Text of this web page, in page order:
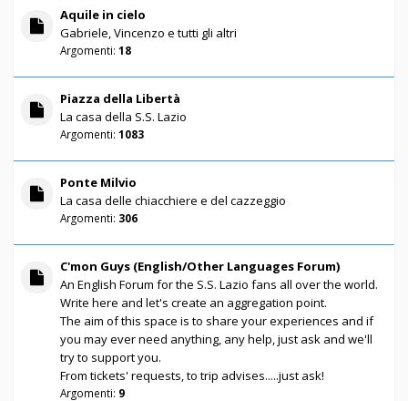
Aquile in cielo
Gabriele, Vincenzo e tutti gli altri
Argomenti: 18
Piazza della Libertà
La casa della S.S. Lazio
Argomenti: 1083
Ponte Milvio
La casa delle chiacchiere e del cazzeggio
Argomenti: 306
C'mon Guys (English/Other Languages Forum)
An English Forum for the S.S. Lazio fans all over the world.
Write here and let's create an aggregation point.
The aim of this space is to share your experiences and if
you may ever need anything, any help, just ask and we'll
try to support you.
From tickets' requests, to trip advises.....just ask!
Argomenti: 9